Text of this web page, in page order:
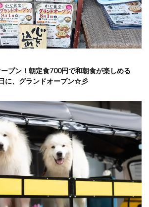
ープン！朝定食700円で和朝食が楽しめる
に、グランドオープン☆彡